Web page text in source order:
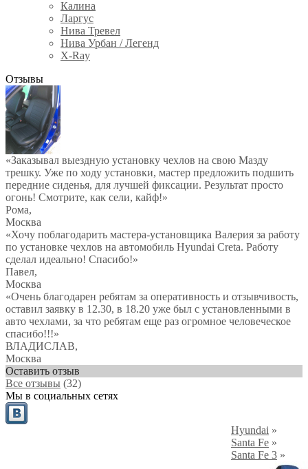
Калина
Ларгус
Нива Тревел
Нива Урбан / Легенд
X-Ray
Отзывы
«Заказывал выездную установку чехлов на свою Мазду
трешку. Уже по ходу установки, мастер предложить подшить
передние сиденья, для лучшей фиксации. Результат просто
огонь! Смотрите, как сели, кайф!»
Рома,
Москва
«Хочу поблагодарить мастера-установщика Валерия за работу
по установке чехлов на автомобиль Hyundai Creta. Работу
сделал идеально! Спасибо!»
Павел,
Москва
«Очень благодарен ребятам за оперативность и отзывчивость,
оставил заявку в 12.30, в 18.20 уже был с установленными в
авто чехлами, за что ребятам еще раз огромное человеческое
спасибо!!!»
ВЛАДИСЛАВ,
Москва
Оставить отзыв
Все отзывы (32)
Мы в социальных сетях
Hyundai »
Santa Fe »
Santa Fe 3 »